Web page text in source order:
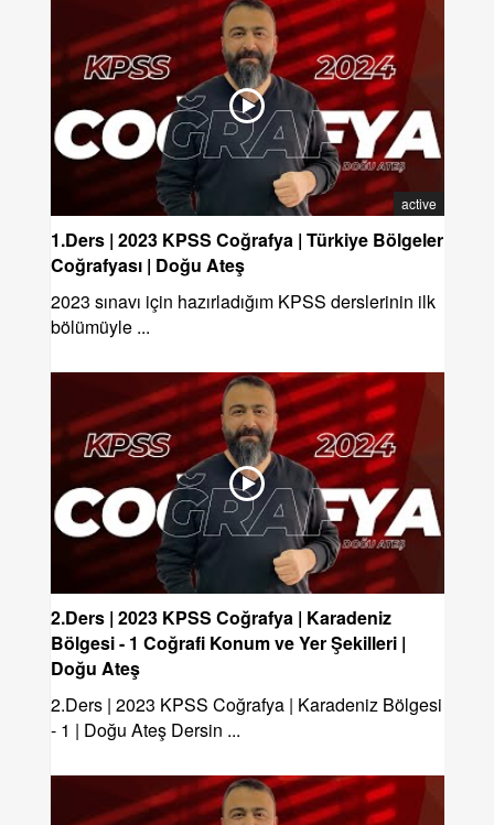
active
1.Ders | 2023 KPSS Coğrafya | Türkiye Bölgeler
Coğrafyası | Doğu Ateş
2023 sınavı için hazırladığım KPSS derslerinin ilk
bölümüyle ...
2.Ders | 2023 KPSS Coğrafya | Karadeniz
Bölgesi - 1 Coğrafi Konum ve Yer Şekilleri |
Doğu Ateş
2.Ders | 2023 KPSS Coğrafya | Karadeniz Bölgesi
- 1 | Doğu Ateş Dersin ...